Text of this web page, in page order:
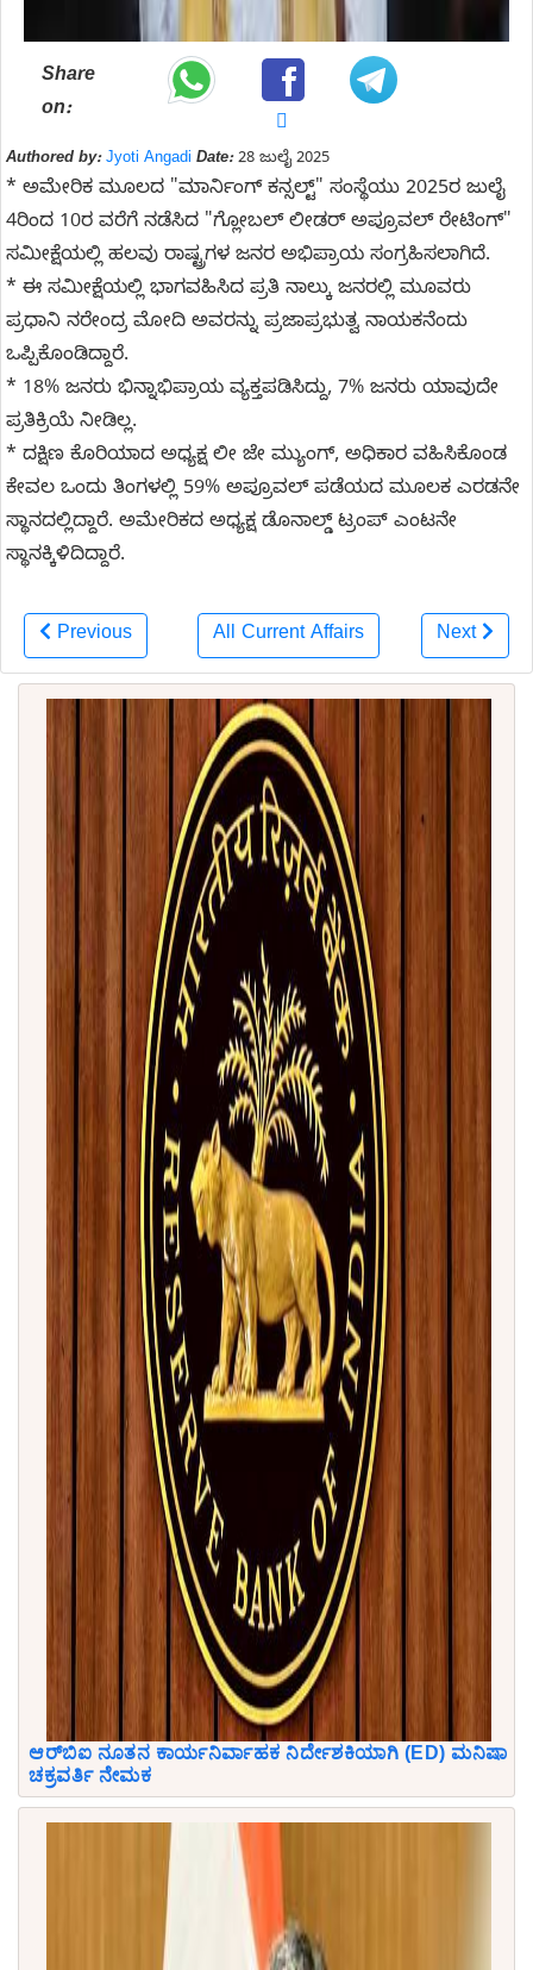
Share
on:
Authored by: Jyoti Angadi Date:28 ಜುಲೈ 2025
* ಅಮೇರಿಕ ಮೂಲದ "ಮಾರ್ನಿಂಗ್ ಕನ್ಸಲ್ಟ್" ಸಂಸ್ಥೆಯು 2025ರ ಜುಲೈ
4ರಿಂದ 10ರ ವರೆಗೆ ನಡೆಸಿದ "ಗ್ಲೋಬಲ್ ಲೀಡರ್ ಅಪ್ರೂವಲ್ ರೇಟಿಂಗ್"
ಸಮೀಕ್ಷೆಯಲ್ಲಿ ಹಲವು ರಾಷ್ಟ್ರಗಳ ಜನರ ಅಭಿಪ್ರಾಯ ಸಂಗ್ರಹಿಸಲಾಗಿದೆ.
* ಈ ಸಮೀಕ್ಷೆಯಲ್ಲಿ ಭಾಗವಹಿಸಿದ ಪ್ರತಿ ನಾಲ್ಕು ಜನರಲ್ಲಿ ಮೂವರು
ಪ್ರಧಾನಿ ನರೇಂದ್ರ ಮೋದಿ ಅವರನ್ನು ಪ್ರಜಾಪ್ರಭುತ್ವ ನಾಯಕನೆಂದು
ಒಪ್ಪಿಕೊಂಡಿದ್ದಾರೆ.
* 18% ಜನರು ಭಿನ್ನಾಭಿಪ್ರಾಯ ವ್ಯಕ್ತಪಡಿಸಿದ್ದು, 7% ಜನರು ಯಾವುದೇ
ಪ್ರತಿಕ್ರಿಯೆ ನೀಡಿಲ್ಲ.
* ದಕ್ಷಿಣ ಕೊರಿಯಾದ ಅಧ್ಯಕ್ಷ ಲೀ ಜೇ ಮ್ಯುಂಗ್, ಅಧಿಕಾರ ವಹಿಸಿಕೊಂಡ
ಕೇವಲ ಒಂದು ತಿಂಗಳಲ್ಲಿ 59% ಅಪ್ರೂವಲ್ ಪಡೆಯದ ಮೂಲಕ ಎರಡನೇ
ಸ್ಥಾನದಲ್ಲಿದ್ದಾರೆ. ಅಮೇರಿಕದ ಅಧ್ಯಕ್ಷ ಡೊನಾಲ್ಡ್ ಟ್ರಂಪ್ ಎಂಟನೇ
ಸ್ಥಾನಕ್ಕಿಳಿದಿದ್ದಾರೆ.
Previous All Current Affairs Next
ಆರ್‌ಬಿಐ ನೂತನ ಕಾರ್ಯನಿರ್ವಾಹಕ ನಿರ್ದೇಶಕಿಯಾಗಿ (ED) ಮನಿಷಾ
ಚಕ್ರವರ್ತಿ ನೇಮಕ